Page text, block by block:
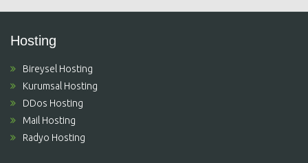
Hosting
Bireysel Hosting
Kurumsal Hosting
DDos Hosting
Mail Hosting
Radyo Hosting